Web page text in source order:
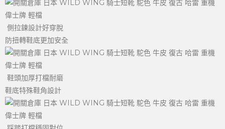
側拉鍊設計好穿脫
防扭轉鞋底更加安全
鞋頭加厚打檔耐磨
鞋底特殊鞋角設計